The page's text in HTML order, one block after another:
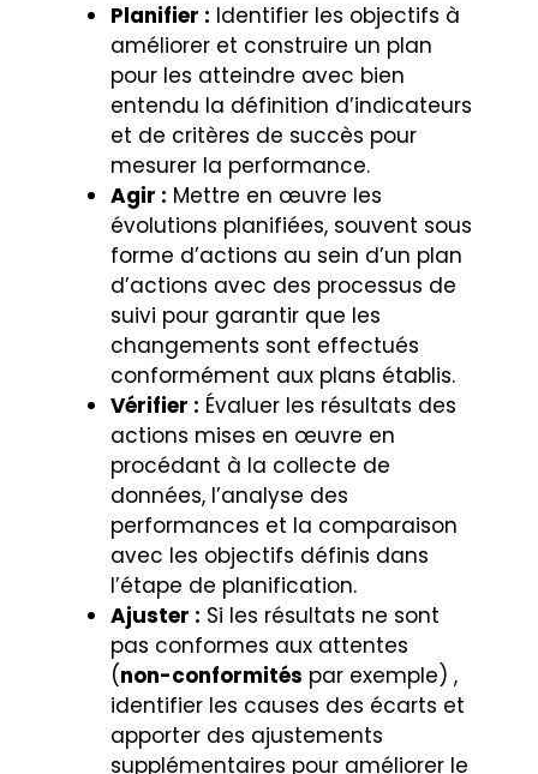
Planifier : Identifier les objectifs à
améliorer et construire un plan
pour les atteindre avec bien
entendu la définition d’indicateurs
et de critères de succès pour
mesurer la performance.
Agir : Mettre en œuvre les
évolutions planifiées, souvent sous
forme d’actions au sein d’un plan
d’actions avec des processus de
suivi pour garantir que les
changements sont effectués
conformément aux plans établis.
Vérifier : Évaluer les résultats des
actions mises en œuvre en
procédant à la collecte de
données, l’analyse des
performances et la comparaison
avec les objectifs définis dans
l’étape de planification.
Ajuster : Si les résultats ne sont
pas conformes aux attentes
(non-conformités par exemple) ,
identifier les causes des écarts et
apporter des ajustements
supplémentaires pour améliorer le